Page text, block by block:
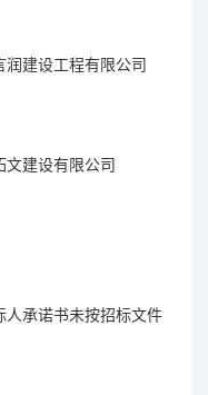
建设工程有限公司
建设有限公司
人承诺书未按招标文件